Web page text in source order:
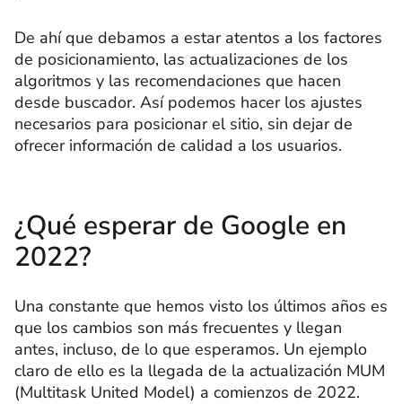
De ahí que debamos a estar atentos a los factores
de posicionamiento, las actualizaciones de los
algoritmos y las recomendaciones que hacen
desde buscador. Así podemos hacer los ajustes
necesarios para posicionar el sitio, sin dejar de
ofrecer información de calidad a los usuarios.
¿Qué esperar de Google en
2022?
Una constante que hemos visto los últimos años es
que los cambios son más frecuentes y llegan
antes, incluso, de lo que esperamos. Un ejemplo
claro de ello es la llegada de la actualización MUM
(Multitask United Model) a comienzos de 2022.